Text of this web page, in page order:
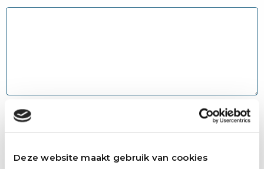
Deze website maakt gebruik van cookies
InstemmingIk ga akkoord met de privacyvoorwaarden.*